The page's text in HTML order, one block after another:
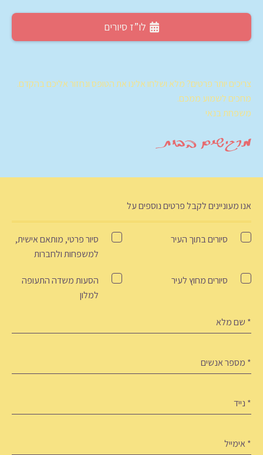
לו”ז סיורים
צריכים יותר פרטים? מלא ושלחו אלינו את הטופס ונחזור אליכם בהקדם.
מחכים לשמוע ממכם.
משפחת בנאי
אנו מעוניינים לקבל פרטים נוספים על
Tours סיורים בתוך העיר
סיור פרטי, מותאם אישית,
למשפחות ולחברות
סיורים מחוץ לעיר
הסעות משדה התעופה
למלון
מלא(חובה)
מספר
אנשים(חובה)
אימייל (חובה)